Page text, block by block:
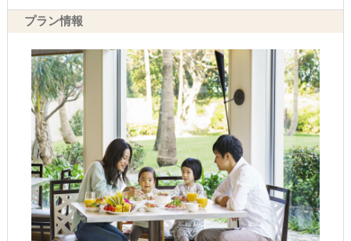
プラン情報